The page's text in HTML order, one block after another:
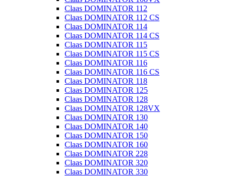
Claas DOMINATOR 112
Claas DOMINATOR 112 CS
Claas DOMINATOR 114
Claas DOMINATOR 114 CS
Claas DOMINATOR 115
Claas DOMINATOR 115 CS
Claas DOMINATOR 116
Claas DOMINATOR 116 CS
Claas DOMINATOR 118
Claas DOMINATOR 125
Claas DOMINATOR 128
Claas DOMINATOR 128VX
Claas DOMINATOR 130
Claas DOMINATOR 140
Claas DOMINATOR 150
Claas DOMINATOR 160
Claas DOMINATOR 228
Claas DOMINATOR 320
Claas DOMINATOR 330